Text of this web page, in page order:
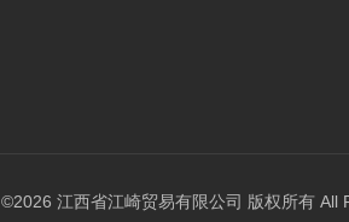
©2026 江西省江崎贸易有限公司 版权所有 All